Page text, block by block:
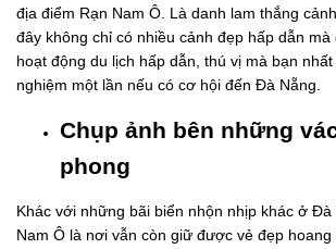
địa điểm Rạn Nam Ô. Là danh lam thắng
đây không chỉ có nhiều cảnh đẹp hấp dẫn
hoạt động du lịch hấp dẫn, thú vị mà bạn
nghiệm một lần nếu có cơ hội đến Đà Nẵng.
Chụp ảnh bên những
phong
Khác với những bãi biển nhộn nhịp khác ở Đà
Nam Ô là nơi vẫn còn giữ được vẻ đẹp